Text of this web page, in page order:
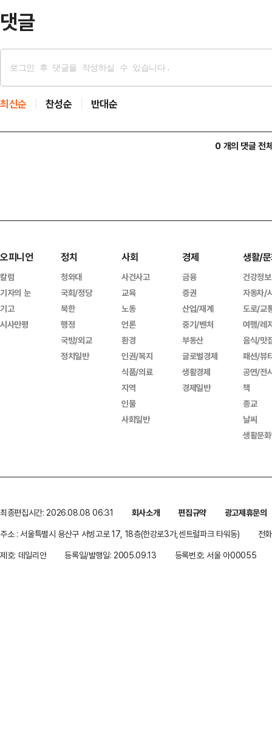
댓글
최신순 찬성순 반대순
0 개의 댓글 전
오피니언
칼럼
기자의 눈
기고
시사만평
정치
청와대
국회/정당
북한
행정
국방/외교
정치일반
사회
사건사고
교육
노동
언론
환경
인권/복지
식품/의료
지역
인물
사회일반
경제
금융
증권
산업/재계
중기/벤처
부동산
글로벌경제
생활경제
경제일반
생활/
건강정보
자동차/
도로/교
여행/레
음식/맛
패션/뷰
공연/전
책
종교
날씨
생활문
최종편집시간: 2026.08.08 06:31 회사소개 편집규약
광고제휴문의
주소 : 서울특별시 용산구 서빙고로 17, 18층(한강로3가,센트럴파크 타워동)
전
제호: 데일리안
등록일/발행일: 2005.09.13 등록번호: 서울 아00055